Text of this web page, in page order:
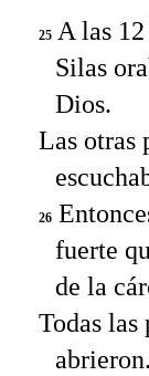
25 A las
Silas
Dios.
Las otras
26
fuerte
de la
Todas las
abrieron.